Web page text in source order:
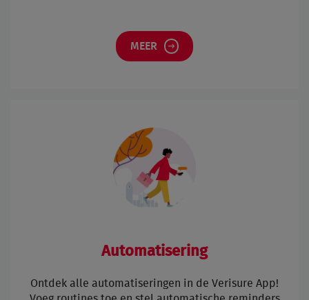
MEER
Automatisering
Ontdek alle automatiseringen in de Verisure App!